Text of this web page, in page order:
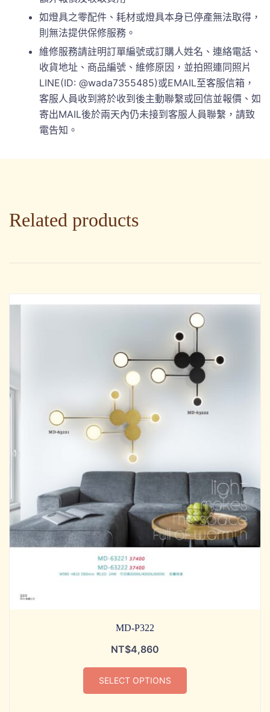
如燈具之零配件、耗材或燈具本身已停產無法取得，
則無法提供保修服務。
維修服務請註明訂單編號或訂購人姓名、連絡電話、
收貨地址、商品編號、維修原因，並拍照連同照片
LINE(ID: @wada7355485)或EMAIL至客服信箱，
客服人員收到將於收到後主動聯繫或回信並報價、如
寄出MAIL後於兩天內仍未接到客服人員聯繫，請致
電告知。
Related products
MD-P322
NT$4,860
SELECT OPTIONS